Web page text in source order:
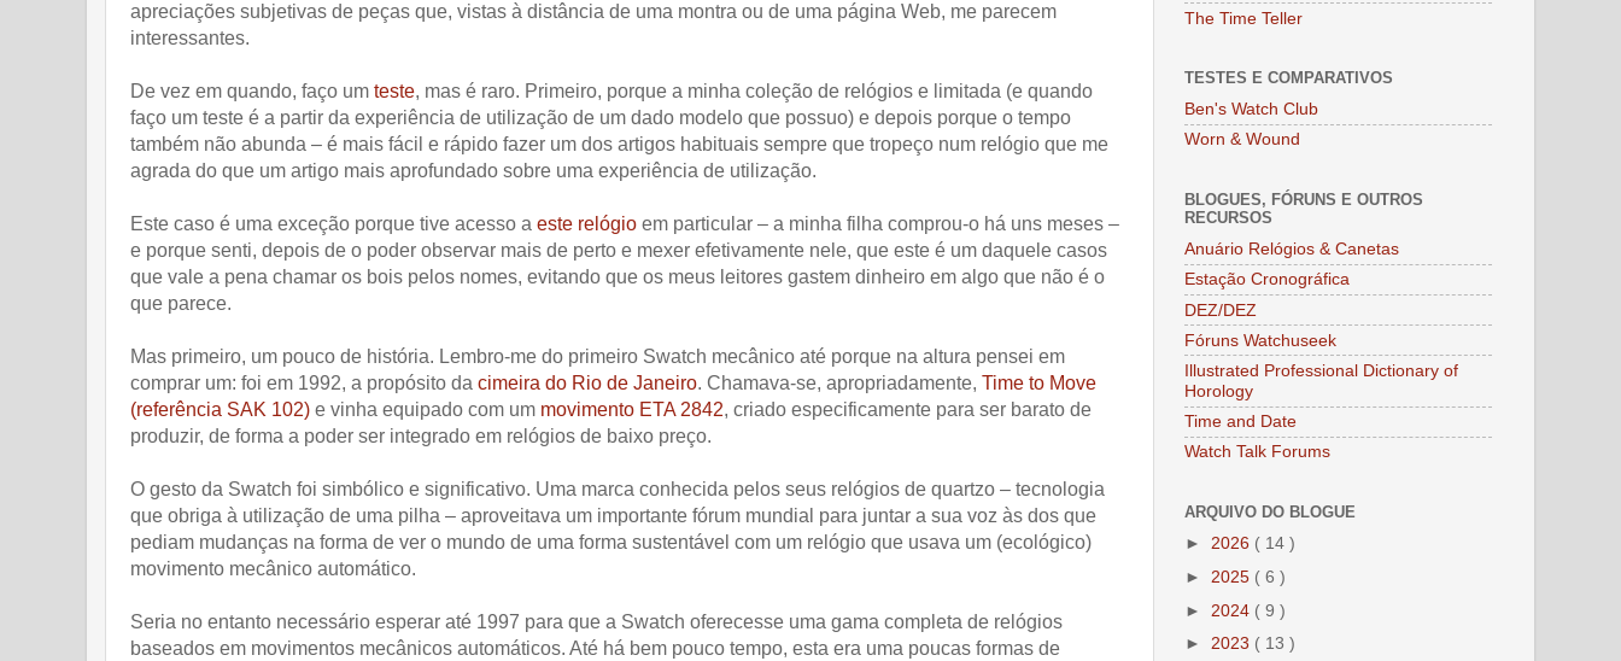
apreciações subjetivas de peças que, vistas à distância de uma montra ou de uma página Web, me parecem
interessantes.
De vez em quando, faço um teste, mas é raro. Primeiro, porque a minha coleção de relógios e limitada (e quando
faço um teste é a partir da experiência de utilização de um dado modelo que possuo) e depois porque o tempo
também não abunda – é mais fácil e rápido fazer um dos artigos habituais sempre que tropeço num relógio que me
agrada do que um artigo mais aprofundado sobre uma experiência de utilização.
Este caso é uma exceção porque tive acesso a este relógio em particular – a minha filha comprou-o há uns meses –
e porque senti, depois de o poder observar mais de perto e mexer efetivamente nele, que este é um daquele casos
que vale a pena chamar os bois pelos nomes, evitando que os meus leitores gastem dinheiro em algo que não é o
que parece.
Mas primeiro, um pouco de história. Lembro-me do primeiro Swatch mecânico até porque na altura pensei em
comprar um: foi em 1992, a propósito da cimeira do Rio de Janeiro. Chamava-se, apropriadamente, Time to Move
(referência SAK 102) e vinha equipado com um movimento ETA 2842, criado especificamente para ser barato de
produzir, de forma a poder ser integrado em relógios de baixo preço.
O gesto da Swatch foi simbólico e significativo. Uma marca conhecida pelos seus relógios de quartzo – tecnologia
que obriga à utilização de uma pilha – aproveitava um importante fórum mundial para juntar a sua voz às dos que
pediam mudanças na forma de ver o mundo de uma forma sustentável com um relógio que usava um (ecológico)
movimento mecânico automático.
Seria no entanto necessário esperar até 1997 para que a Swatch oferecesse uma gama completa de relógios
baseados em movimentos mecânicos automáticos. Até há bem pouco tempo, esta era uma poucas formas de
The Time Teller
TESTES E COMPARATIVOS
Ben's Watch Club
Worn & Wound
BLOGUES, FÓRUNS E OUTROS
RECURSOS
Anuário Relógios & Canetas
Estação Cronográfica
DEZ/DEZ
Fóruns Watchuseek
Illustrated Professional Dictionary of
Horology
Time and Date
Watch Talk Forums
ARQUIVO DO BLOGUE
► 2026 ( 14 )
► 2025 ( 6 )
► 2024 ( 9 )
► 2023 ( 13 )